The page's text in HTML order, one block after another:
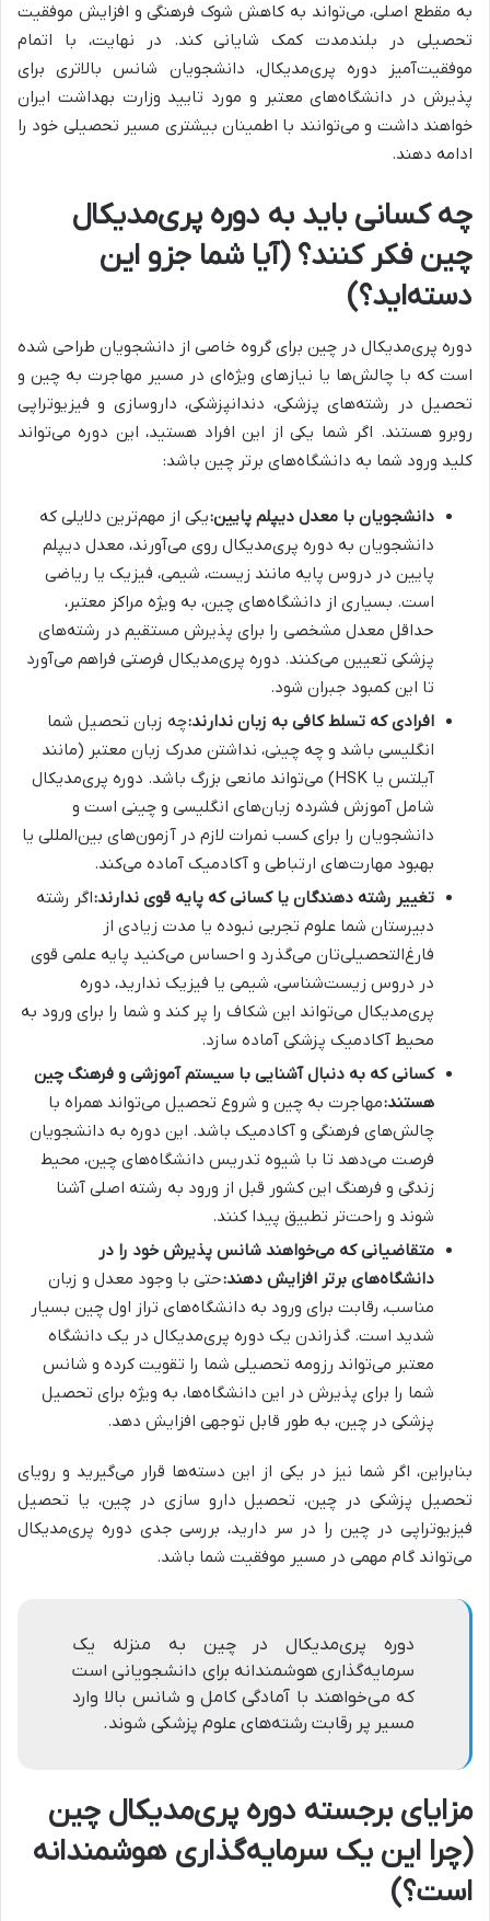
به مقطع اصلی، می‌تواند به کاهش شوک فرهنگی و افزایش موفقیت
تحصیلی در بلندمدت کمک شایانی کند. در نهایت، با اتمام
موفقیت‌آمیز دوره پری‌مدیکال، دانشجویان شانس بالاتری برای
پذیرش در دانشگاه‌های معتبر و مورد تایید وزارت بهداشت ایران
خواهند داشت و می‌توانند با اطمینان بیشتری مسیر تحصیلی خود را
ادامه دهند.
چه کسانی باید به دوره پری‌مدیکال
چین فکر کنند؟ (آیا شما جزو این
دسته‌اید؟)
دوره پری‌مدیکال در چین برای گروه خاصی از دانشجویان طراحی شده
است که با چالش‌ها یا نیازهای ویژه‌ای در مسیر مهاجرت به چین و
تحصیل در رشته‌های پزشکی، دندانپزشکی، داروسازی و فیزیوتراپی
روبرو هستند. اگر شما یکی از این افراد هستید، این دوره می‌تواند
کلید ورود شما به دانشگاه‌های برتر چین باشد:
دانشجویان با معدل دیپلم پایین:یکی از مهم‌ترین دلایلی که
دانشجویان به دوره پری‌مدیکال روی می‌آورند، معدل دیپلم
پایین در دروس پایه مانند زیست، شیمی، فیزیک یا ریاضی
است. بسیاری از دانشگاه‌های چین، به ویژه مراکز معتبر،
حداقل معدل مشخصی را برای پذیرش مستقیم در رشته‌های
پزشکی تعیین می‌کنند. دوره پری‌مدیکال فرصتی فراهم می‌آورد
تا این کمبود جبران شود.
افرادی که تسلط کافی به زبان ندارند:چه زبان تحصیل شما
انگلیسی باشد و چه چینی، نداشتن مدرک زبان معتبر (مانند
آیلتس یا HSK) می‌تواند مانعی بزرگ باشد. دوره پری‌مدیکال
شامل آموزش فشرده زبان‌های انگلیسی و چینی است و
دانشجویان را برای کسب نمرات لازم در آزمون‌های بین‌المللی یا
بهبود مهارت‌های ارتباطی و آکادمیک آماده می‌کند.
تغییر رشته دهندگان یا کسانی که پایه قوی ندارند:اگر رشته
دبیرستان شما علوم تجربی نبوده یا مدت زیادی از
فارغ‌التحصیلی‌تان می‌گذرد و احساس می‌کنید پایه علمی قوی
در دروس زیست‌شناسی، شیمی یا فیزیک ندارید، دوره
پری‌مدیکال می‌تواند این شکاف را پر کند و شما را برای ورود به
محیط آکادمیک پزشکی آماده سازد.
کسانی که به دنبال آشنایی با سیستم آموزشی و فرهنگ چین
هستند:مهاجرت به چین و شروع تحصیل می‌تواند همراه با
چالش‌های فرهنگی و آکادمیک باشد. این دوره به دانشجویان
فرصت می‌دهد تا با شیوه تدریس دانشگاه‌های چین، محیط
زندگی و فرهنگ این کشور قبل از ورود به رشته اصلی آشنا
شوند و راحت‌تر تطبیق پیدا کنند.
متقاضیانی که می‌خواهند شانس پذیرش خود را در
دانشگاه‌های برتر افزایش دهند:حتی با وجود معدل و زبان
مناسب، رقابت برای ورود به دانشگاه‌های تراز اول چین بسیار
شدید است. گذراندن یک دوره پری‌مدیکال در یک دانشگاه
معتبر می‌تواند رزومه تحصیلی شما را تقویت کرده و شانس
شما را برای پذیرش در این دانشگاه‌ها، به ویژه برای تحصیل
پزشکی در چین، به طور قابل توجهی افزایش دهد.
بنابراین، اگر شما نیز در یکی از این دسته‌ها قرار می‌گیرید و رویای
تحصیل پزشکی در چین، تحصیل دارو سازی در چین، یا تحصیل
فیزیوتراپی در چین را در سر دارید، بررسی جدی دوره پری‌مدیکال
می‌تواند گام مهمی در مسیر موفقیت شما باشد.
دوره پری‌مدیکال در چین به منزله یک
سرمایه‌گذاری هوشمندانه برای دانشجویانی است
که می‌خواهند با آمادگی کامل و شانس بالا وارد
مسیر پر رقابت رشته‌های علوم پزشکی شوند.
مزایای برجسته دوره پری‌مدیکال چین
(چرا این یک سرمایه‌گذاری هوشمندانه
است؟)